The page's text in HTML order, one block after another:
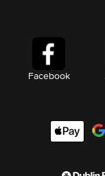
Facebook